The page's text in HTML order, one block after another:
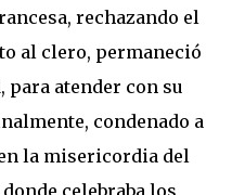
rechazando el
al clero, permaneció
para atender con su
condenado a
la misericordia del
celebraba los